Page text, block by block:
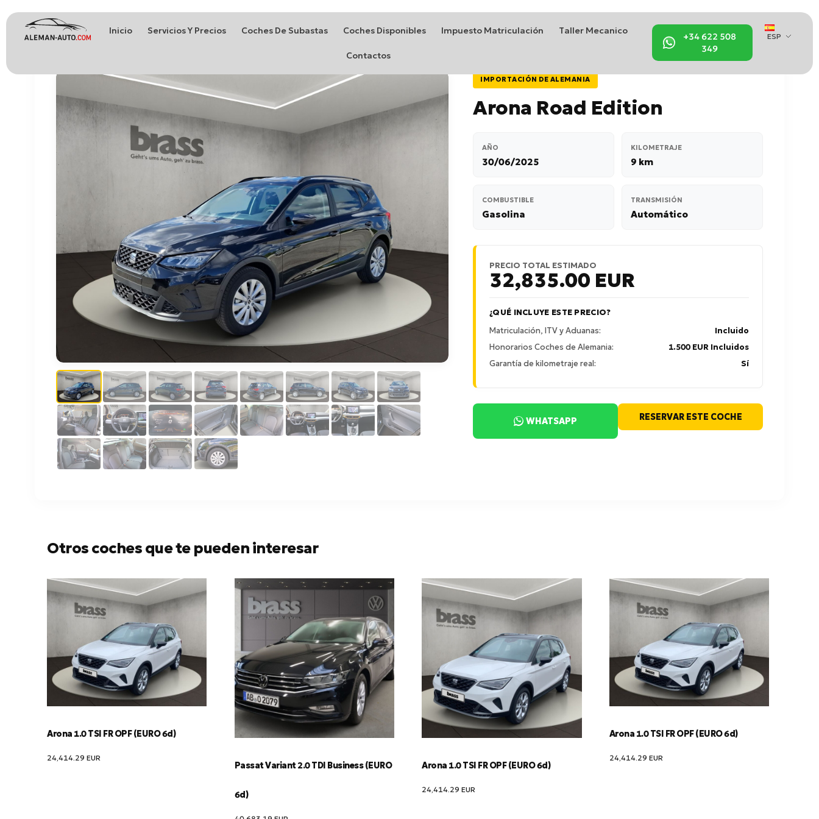
Inicio Servicios Y Precios Coches De Subastas Coches Disponibles Impuesto Matriculación Taller Mecanico
Contactos
+34 622 508
349
ESP
IMPORTACIÓN DE ALEMANIA
Arona Road Edition
AÑO
30/06/2025
KILOMETRAJE
9 km
COMBUSTIBLE
Gasolina
TRANSMISIÓN
Automático
PRECIO TOTAL ESTIMADO
32,835.00 EUR
¿QUÉ INCLUYE ESTE PRECIO?
Matriculación, ITV y Aduanas:
Incluido
Honorarios Coches de Alemania:
1.500 EUR Incluidos
Garantía de kilometraje real:
Sí
WHATSAPP RESERVAR ESTE COCHE
Otros coches que te pueden interesar
Arona 1.0 TSI FR OPF (EURO 6d)
24,414.29 EUR
Passat Variant 2.0 TDI Business (EURO
6d)
Arona 1.0 TSI FR OPF (EURO 6d)
24,414.29EUR
Arona 1.0 TSI FR OPF (EURO 6d)
24,414.29 EUR